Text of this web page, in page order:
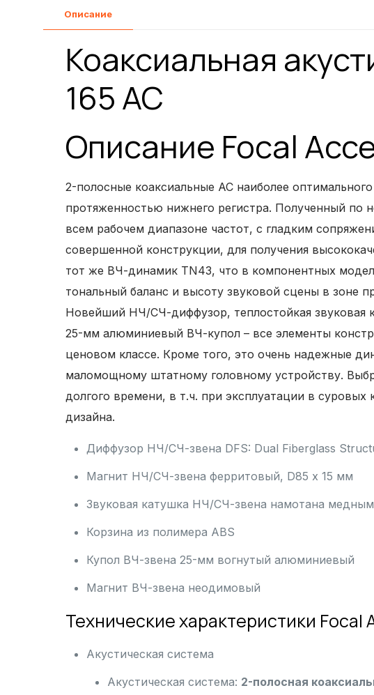
Описание
Коаксиальная
165 AC
Описание Focal
2-полосные коаксиальные АС наиболее
протяженностью нижнего регистра. Полученный
всем рабочем диапазоне частот, с гладким
совершенной конструкции, для получения
тот же ВЧ-динамик TN43, что в компонентных
тональный баланс и высоту звуковой сцены в зоне
Новейший НЧ/СЧ-диффузор, теплостойкая звуковая
25-мм алюминиевый ВЧ-купол – все элементы
ценовом классе. Кроме того, это очень надежные
маломощному штатному головному устройству.
долгого времени, в т.ч. при эксплуатации в
дизайна.
Диффузор НЧ/СЧ-звена DFS: Dual Fiberglass
Магнит НЧ/СЧ-звена ферритовый, D85 х 15 мм
Звуковая катушка НЧ/СЧ-звена намотана
Корзина из полимера ABS
Купол ВЧ-звена 25-мм вогнутый алюминиевый
Магнит ВЧ-звена неодимовый
Технические характеристики Focal
Акустическая система
Акустическая система: 2-полосная